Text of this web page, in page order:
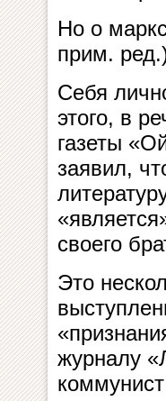
Но о
прим.
Себя
этого, в
газеты
заявил,
своего
Это
журналу